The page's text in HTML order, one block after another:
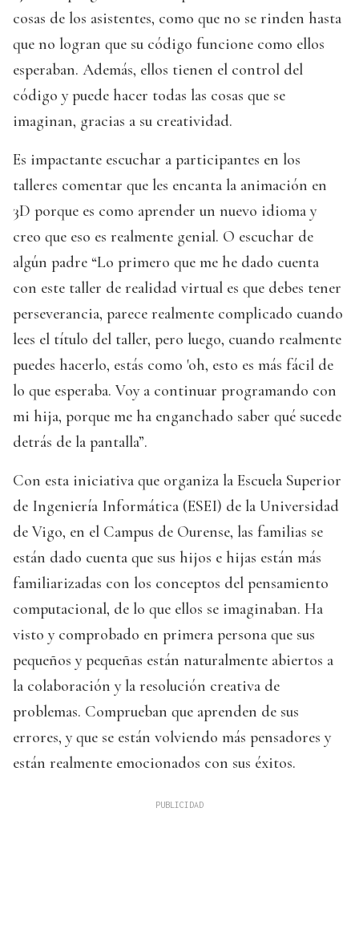
cosas de los asistentes, como que no se rinden hasta
que no logran que su código funcione como ellos
esperaban. Además, ellos tienen el control del
código y puede hacer todas las cosas que se
imaginan, gracias a su creatividad.
Es impactante escuchar a participantes en los
talleres comentar que les encanta la animación en
3D porque es como aprender un nuevo idioma y
creo que eso es realmente genial. O escuchar de
algún padre “Lo primero que me he dado cuenta
con este taller de realidad virtual es que debes tener
perseverancia, parece realmente complicado cuando
lees el título del taller, pero luego, cuando realmente
puedes hacerlo, estás como 'oh, esto es más fácil de
lo que esperaba. Voy a continuar programando con
mi hija, porque me ha enganchado saber qué sucede
detrás de la pantalla”.
Con esta iniciativa que organiza la Escuela Superior
de Ingeniería Informática (ESEI) de la Universidad
de Vigo, en el Campus de Ourense, las familias se
están dado cuenta que sus hijos e hijas están más
familiarizadas con los conceptos del pensamiento
computacional, de lo que ellos se imaginaban. Ha
visto y comprobado en primera persona que sus
pequeños y pequeñas están naturalmente abiertos a
la colaboración y la resolución creativa de
problemas. Comprueban que aprenden de sus
errores, y que se están volviendo más pensadores y
están realmente emocionados con sus éxitos.